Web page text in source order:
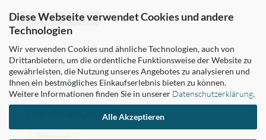
Diese Webseite verwendet Cookies und andere
Technologien
Wir verwenden Cookies und ähnliche Technologien, auch von
Drittanbietern, um die ordentliche Funktionsweise der Website zu
gewährleisten, die Nutzung unseres Angebotes zu analysieren und
Ihnen ein bestmögliches Einkaufserlebnis bieten zu können.
Weitere Informationen finden Sie in unserer Datenschutzerklärung.
Alle Akzeptieren
Vertrag widerrufen
SICHER EINKAUFEN MIT
WIR VERSENDEN MIT